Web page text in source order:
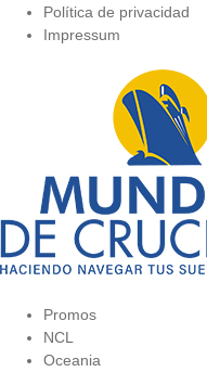
Política de privacidad
Impressum
Promos
NCL
Oceania